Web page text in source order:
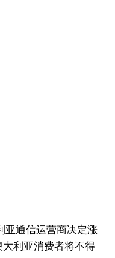
亚通信运营商决定涨
利亚消费者将不得